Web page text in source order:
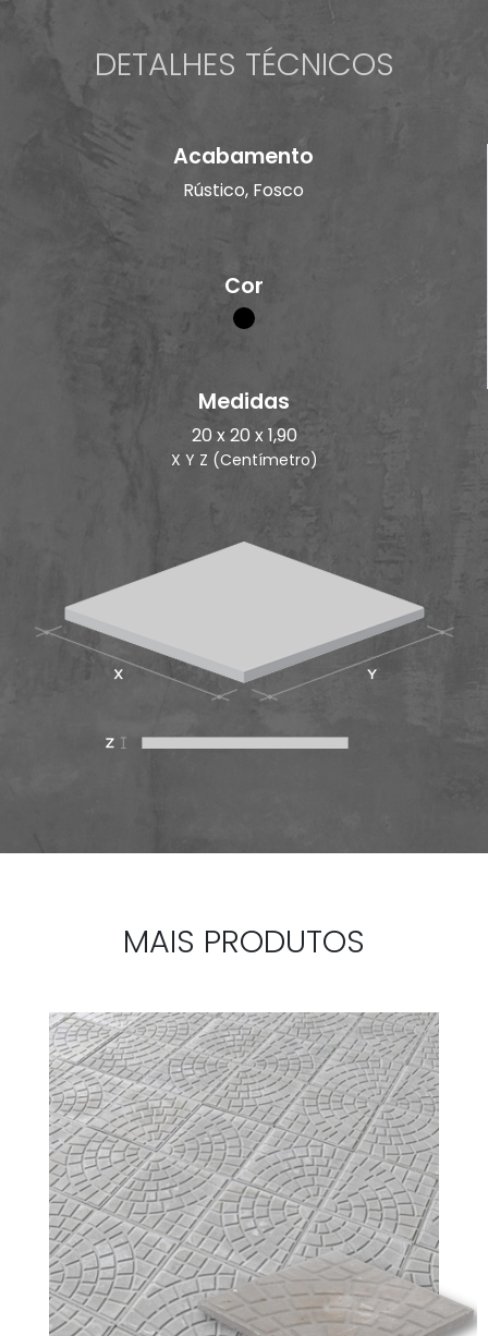
DETALHES TÉCNICOS
Acabamento
Rústico, Fosco
Cor
Medidas
20 x 20 x 1,90
X Y Z (Centímetro)
MAIS PRODUTOS